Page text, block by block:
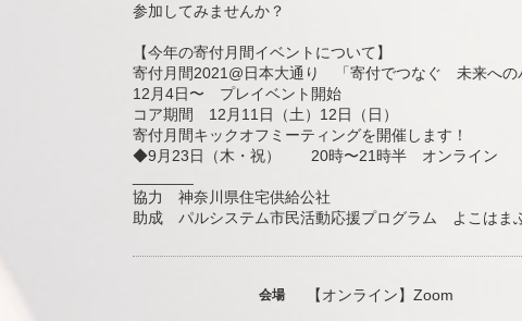
参加してみませんか？
【今年の寄付月間イベントについて】
寄付月間2021@日本大通り 「寄付でつなぐ 未来への
12月4日〜 プレイベント開始
コア期間 12月11日（土）12日（日）
寄付月間キックオフミーティングを開催します！
◆9月23日（木・祝） 20時〜21時半 オンライン
協力 神奈川県住宅供給公社
助成 パルシステム市民活動応援プログラム よこはま
会場 【オンライン】Zoom